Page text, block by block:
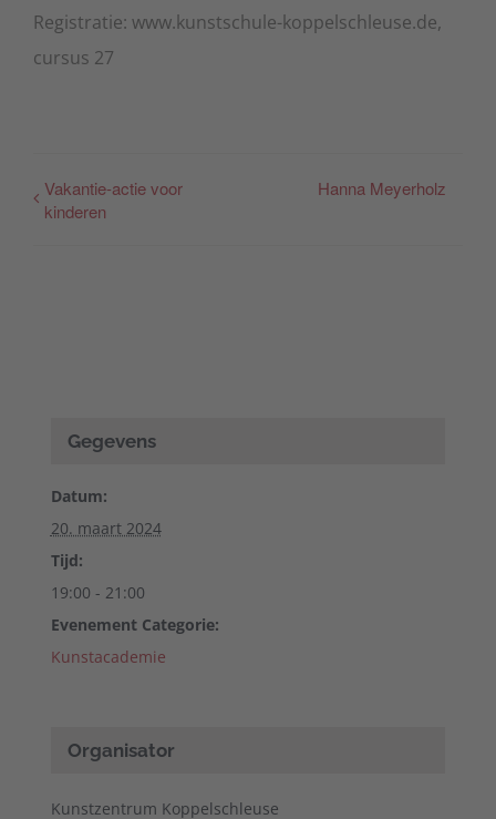
Registratie: www.kunstschule-koppelschleuse.de,
cursus 27
Vakantie-actie voor
kinderen
Hanna Meyerholz
Gegevens
Datum:
20. maart 2024
Tijd:
19:00 - 21:00
Evenement Categorie:
Kunstacademie
Organisator
Kunstzentrum Koppelschleuse